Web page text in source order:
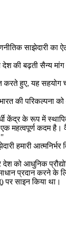
साझेदारी का
की बढ़ती सैन्य
करते हुए, यह
की परिकल्पना को
केंद्र के रूप में
महत्वपूर्ण कदम है।
आत्मनिर्भर
को आधुनिक
प्रदान करने के
साइन किया था।